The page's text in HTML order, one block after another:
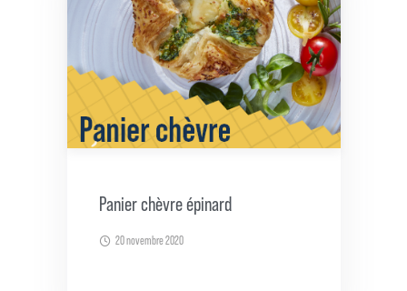
Panier chèvre épinard
20 novembre 2020